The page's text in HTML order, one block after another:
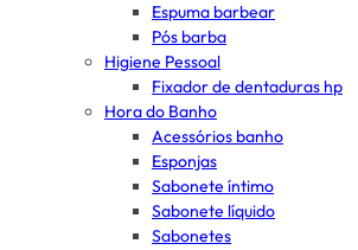
Espuma barbear
Pós barba
Higiene Pessoal
Fixador de dentaduras hp
Hora do Banho
Acessórios banho
Esponjas
Sabonete íntimo
Sabonete líquido
Sabonetes